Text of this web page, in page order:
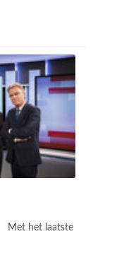
Met het laatste